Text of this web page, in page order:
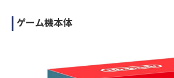
ゲーム機本体